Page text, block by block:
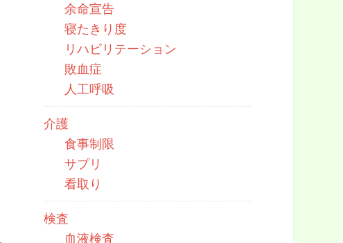
余命宣告
寝たきり度
リハビリテーション
敗血症
人工呼吸
介護
食事制限
サプリ
看取り
検査
血液検査